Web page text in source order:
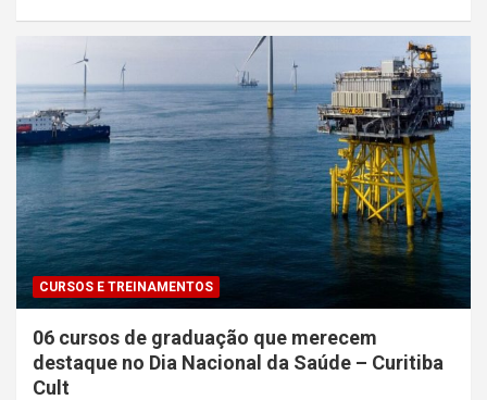
CURSOS E TREINAMENTOS
06 cursos de graduação que merecem
destaque no Dia Nacional da Saúde – Curitiba
Cult